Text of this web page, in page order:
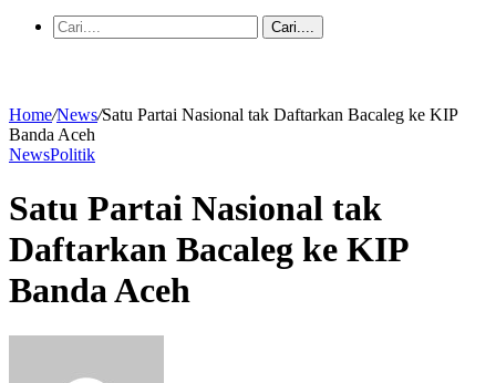
Cari....
Home/News/Satu Partai Nasional tak Daftarkan Bacaleg ke KIP
Banda Aceh
NewsPolitik
Satu Partai Nasional tak
Daftarkan Bacaleg ke KIP
Banda Aceh